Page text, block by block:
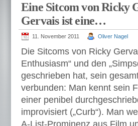
Eine Sitcom von Ricky
Gervais ist eine…
11. November 2011 Oliver Nagel
Die Sitcoms von Ricky
Enthusiasm“ und den
geschrieben hat, sein
verbunden: Man kennt sein
einer penibel
improvisiert („Curb“). Man
A-List-Prominenz aus Film